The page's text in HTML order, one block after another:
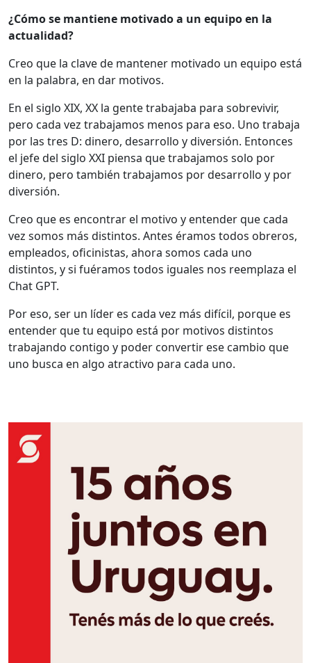
¿Cómo se mantiene motivado a un equipo en la
actualidad?
Creo que la clave de mantener motivado un equipo está
en la palabra, en dar motivos.
En el siglo XIX, XX la gente trabajaba para sobrevivir,
pero cada vez trabajamos menos para eso. Uno trabaja
por las tres D: dinero, desarrollo y diversión. Entonces
el jefe del siglo XXI piensa que trabajamos solo por
dinero, pero también trabajamos por desarrollo y por
diversión.
Creo que es encontrar el motivo y entender que cada
vez somos más distintos. Antes éramos todos obreros,
empleados, oficinistas, ahora somos cada uno
distintos, y si fuéramos todos iguales nos reemplaza el
Chat GPT.
Por eso, ser un líder es cada vez más difícil, porque es
entender que tu equipo está por motivos distintos
trabajando contigo y poder convertir ese cambio que
uno busca en algo atractivo para cada uno.